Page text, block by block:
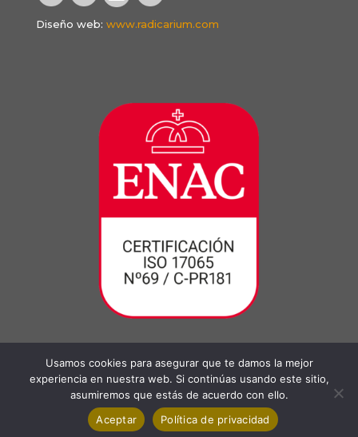
Diseño web: www.radicarium.com
Usamos cookies para asegurar que te damos la mejor
experiencia en nuestra web. Si continúas usando este sitio,
asumiremos que estás de acuerdo con ello.
Aceptar
Política de privacidad